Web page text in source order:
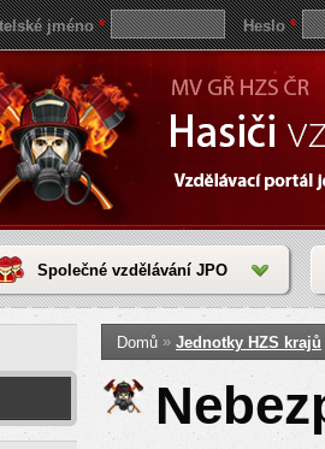
jméno* Heslo*
Společné vzdělávání JPO
Jste zde
Domů » Jednotky HZS krajů